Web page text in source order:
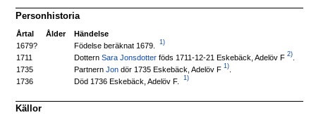
Personhistoria
Årtal Ålder
Händelse
1679?
Födelse beräknat 1679. 1)
1711 Dottern Sara Jonsdotter föds 1711-12-21 Eskebäck, Adelöv F 2)
1735
Partnern Jon dör 1735 Eskebäck, Adelöv F 1)
1736
Död 1736 Eskebäck, Adelöv F. 1)
Källor